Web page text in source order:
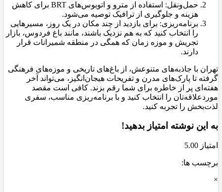
حمل‌ونقل: استفاده از مترو و اتوبوس‌های BRT
برای کاهش
هزینه و جلوگیری از ترافیک توصیه می‌شود.
برنامه‌ریزی: برای بازدید از چند مکان در یک روز، مسیرهایی
را انتخاب کنید که به هم نزدیک باشند، مانند باغ فردوس، بازار
تجریش و موزه زمان که همگی در منطقه شمیرانات قرار
دارند.
تهران با جاذبه‌های متنوعش، از باغ‌های تاریخی و موزه‌های فرهنگی
گرفته تا پارک‌های مدرن و تفریحات هیجان‌انگیز، می‌تواند آخر
هفته‌ای پر از خاطره برای شما رقم بزند. کافی است مقصد
موردعلاقه‌تان را انتخاب کنید و با برنامه‌ریزی مناسب، سفری
لذت‌بخش را تجربه کنید.
به این نوشته امتیاز بدهید!
امتیاز 5.00
برچسب ها:
×